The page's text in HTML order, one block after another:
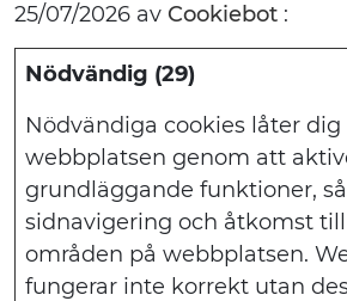
25/07/2026 av Cookiebot :
Nödvändig (29)
Nödvändiga cookies låter dig
webbplatsen genom att
grundläggande funktioner,
sidnavigering och åtkomst till
områden på webbplatsen.
fungerar inte korrekt utan